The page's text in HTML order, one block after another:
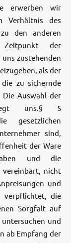
erwerben wir
Verhältnis des
den anderen
Zeitpunkt der
zustehenden
als der
zu sichernde
Auswahl der
uns.§ 5
gesetzlichen
sind,
der Ware
und die
vereinbart, nicht
und
verpflichtet, die
Sorgfalt auf
und
ab Empfang der